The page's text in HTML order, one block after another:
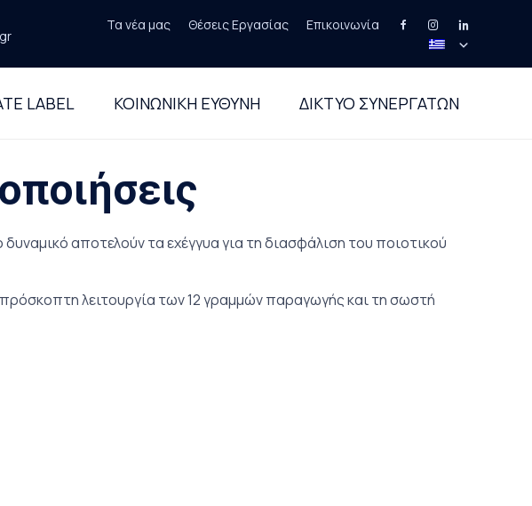
Τα νέα μας Θέσεις Εργασίας Επικοινωνία
LABEL ΚΟΙΝΩΝΙΚΗ ΕΥΘΥΝΗ ΔΙΚΤΥΟ ΣΥΝΕΡΓΑΤΩΝ
αποτελούν τα εχέγγυα για τη διασφάλιση του ποιοτικού
λειτουργία των 12 γραμμών παραγωγής και τη σωστή